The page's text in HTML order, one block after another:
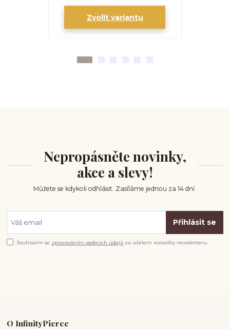
Zvolit variantu
Nepropásněte novinky,
akce a slevy!
Můžete se kdykoli odhlásit. Zasíláme jednou za 14 dní.
Přihlásit se
Souhlasím se zpracováním osobních údajů za účelem rozesílky newsletteru.
O InfinityPierce